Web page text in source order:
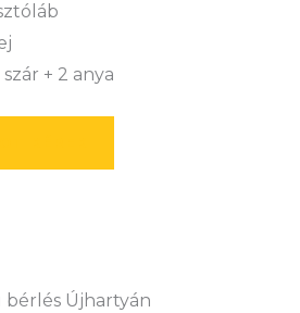
+ 2 anya
bérlés Újhartyán